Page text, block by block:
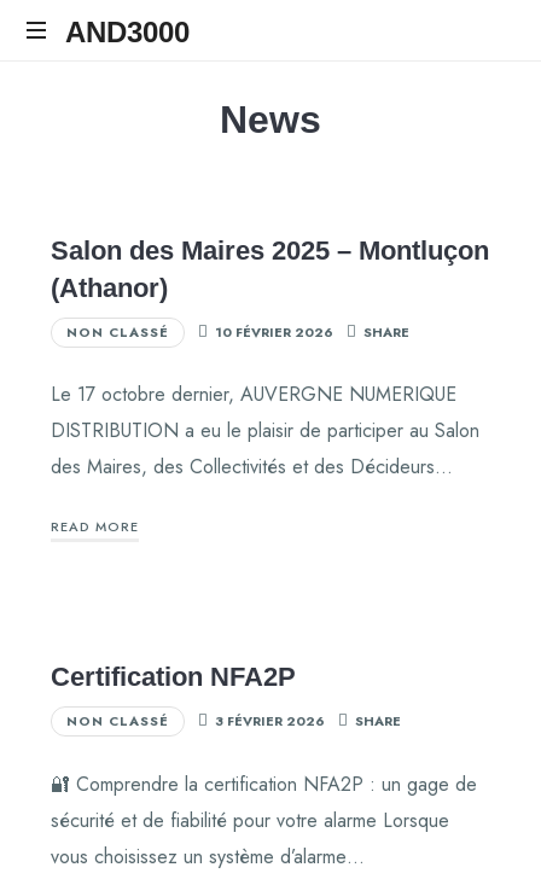
AND3000
AND3000
News
Salon des Maires 2025 – Montluçon
(Athanor)
NON CLASSÉ 10 FÉVRIER 2026 SHARE
Le 17 octobre dernier, AUVERGNE NUMERIQUE
DISTRIBUTION a eu le plaisir de participer au Salon
des Maires, des Collectivités et des Décideurs…
READ MORE
Certification NFA2P
NON CLASSÉ 3 FÉVRIER 2026 SHARE
🔐 Comprendre la certification NFA2P : un gage de
sécurité et de fiabilité pour votre alarme Lorsque
vous choisissez un système d’alarme…